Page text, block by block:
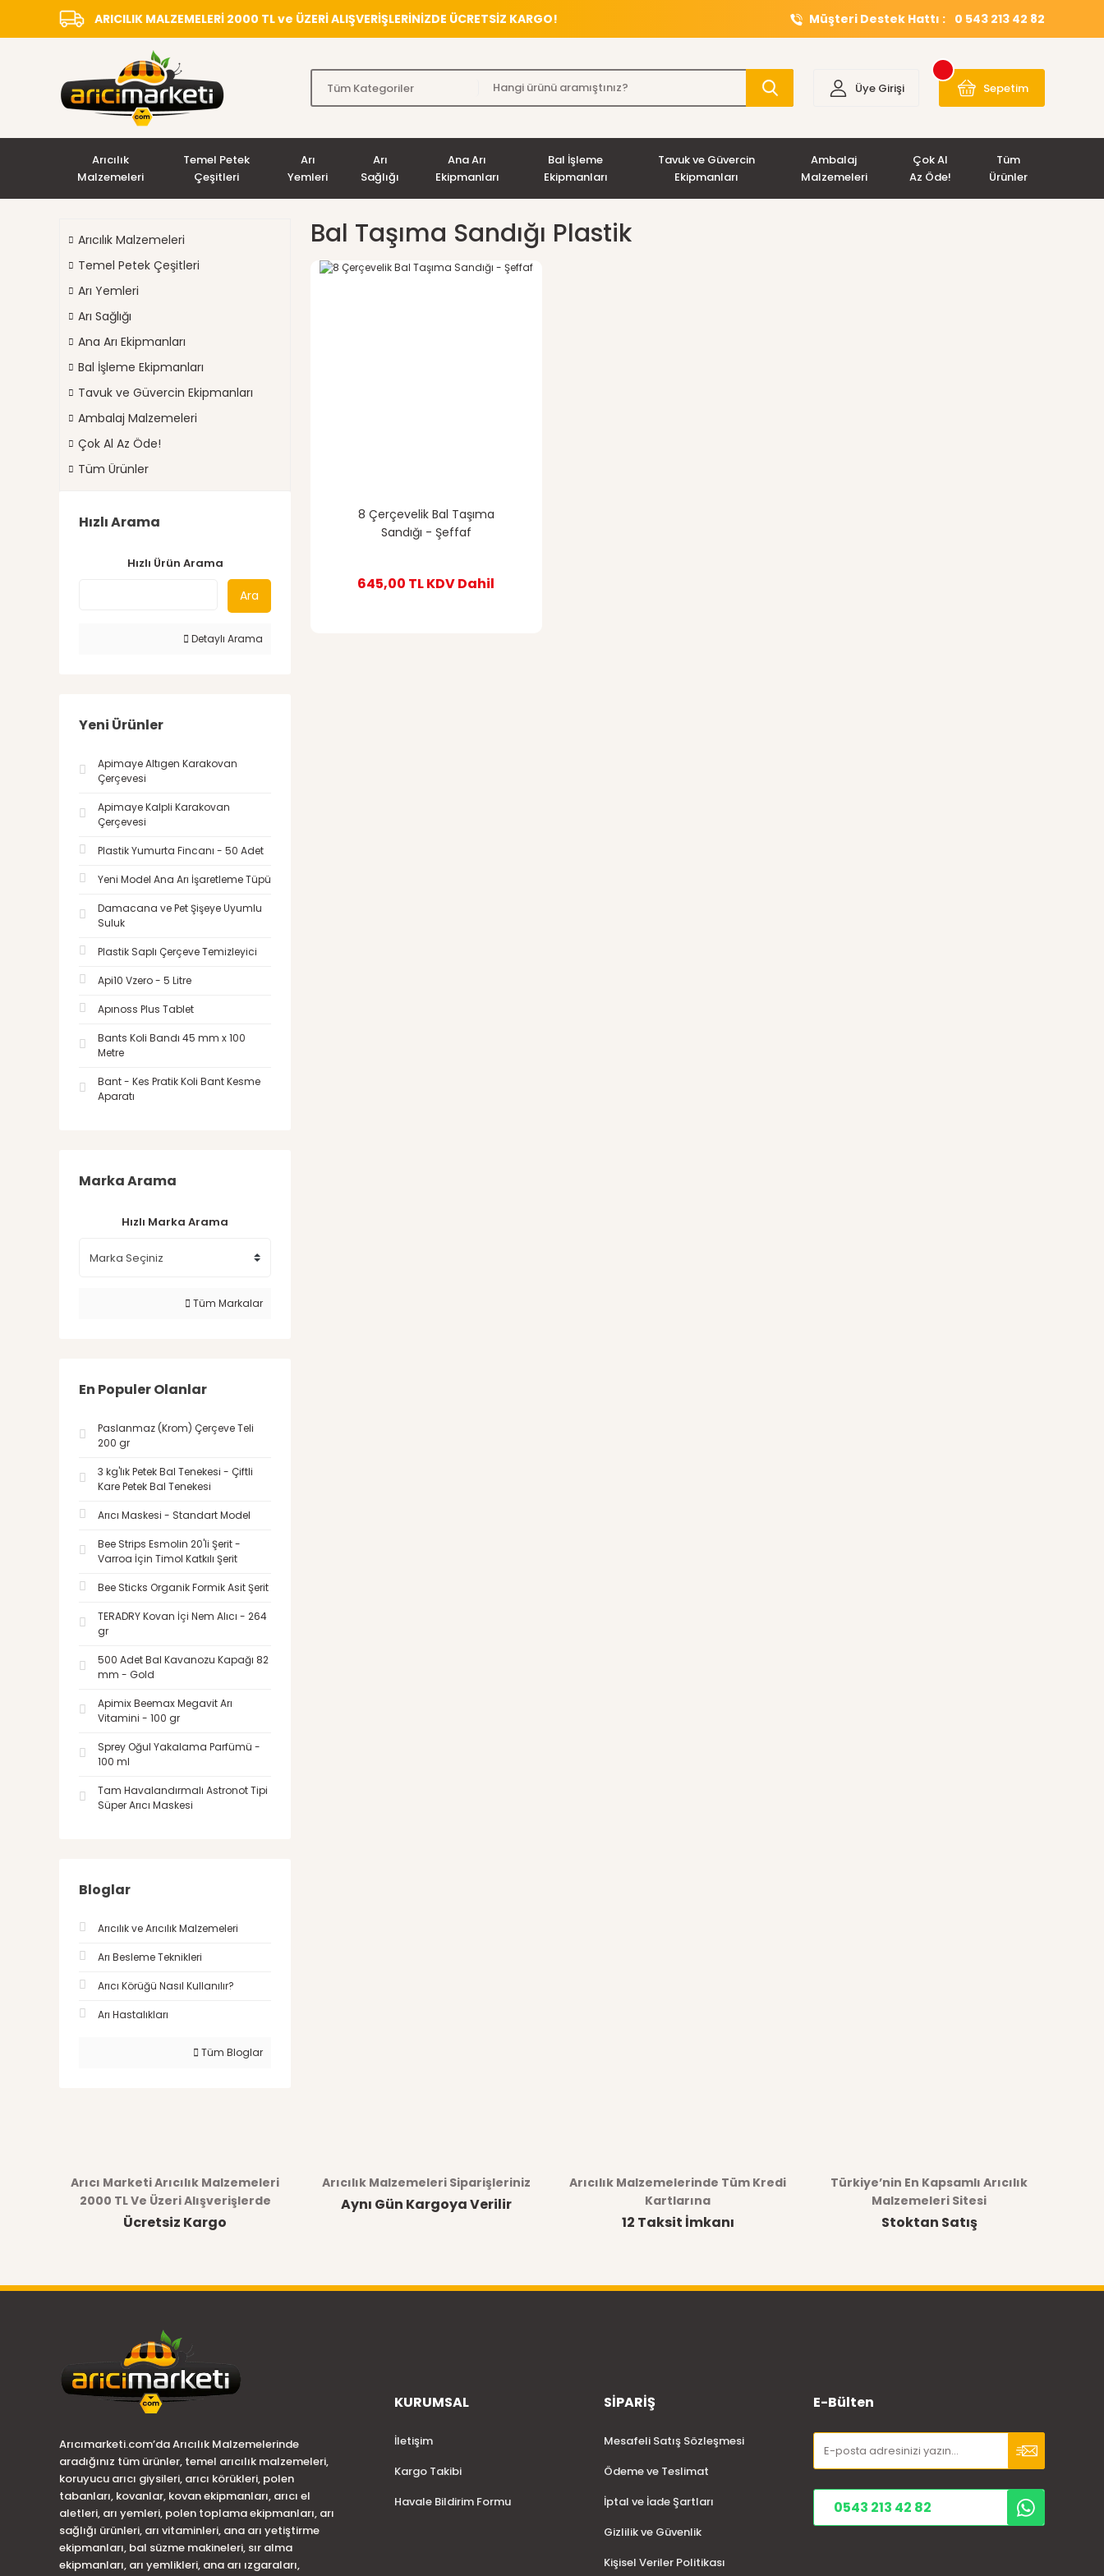
ARICILIK MALZEMELERİ 2000 TL ve ÜZERİ ALIŞVERİŞLERİNİZDE ÜCRETSİZ KARGO! Müşteri Destek Hattı : 0 543 213 42 82
Üye Girişi Sepetim
Arıcılık
Malzemeleri
Temel Petek
Çeşitleri
Arı
Yemleri
Arı
Sağlığı
Ana Arı
Ekipmanları
Bal İşleme
Ekipmanları
Tavuk ve Güvercin
Ekipmanları
Ambalaj
Malzemeleri
Çok Al
Az Öde!
Tüm
Ürünler
Arıcılık Malzemeleri
Temel Petek Çeşitleri
Arı Yemleri
Arı Sağlığı
Ana Arı Ekipmanları
Bal İşleme Ekipmanları
Tavuk ve Güvercin Ekipmanları
Ambalaj Malzemeleri
Çok Al Az Öde!
Tüm Ürünler
Hızlı Arama
Hızlı Ürün Arama
Ara
Detaylı Arama
Yeni Ürünler
Apimaye Altıgen Karakovan
Çerçevesi
Apimaye Kalpli Karakovan
Çerçevesi
Plastik Yumurta Fincanı - 50 Adet
Yeni Model Ana Arı İşaretleme Tüpü
Damacana ve Pet Şişeye Uyumlu
Suluk
Plastik Saplı Çerçeve Temizleyici
Api10 Vzero - 5 Litre
Apınoss Plus Tablet
Bants Koli Bandı 45 mm x 100
Metre
Bant - Kes Pratik Koli Bant Kesme
Aparatı
Marka Arama
Hızlı Marka Arama
Tüm Markalar
En Populer Olanlar
Paslanmaz (Krom) Çerçeve Teli
200 gr
3 kg'lık Petek Bal Tenekesi - Çiftli
Kare Petek Bal Tenekesi
Arıcı Maskesi - Standart Model
Bee Strips Esmolin 20'li Şerit -
Varroa İçin Timol Katkılı Şerit
Bee Sticks Organik Formik Asit Şerit
TERADRY Kovan İçi Nem Alıcı - 264
gr
500 Adet Bal Kavanozu Kapağı 82
mm - Gold
Apimix Beemax Megavit Arı
Vitamini - 100 gr
Sprey Oğul Yakalama Parfümü -
100 ml
Tam Havalandırmalı Astronot Tipi
Süper Arıcı Maskesi
Bloglar
Arıcılık ve Arıcılık Malzemeleri
Arı Besleme Teknikleri
Arıcı Körüğü Nasıl Kullanılır?
Arı Hastalıkları
Tüm Bloglar
Bal Taşıma Sandığı Plastik
8 Çerçevelik Bal Taşıma
Sandığı - Şeffaf
645,00 TLKDV Dahil
Arıcı Marketi Arıcılık Malzemeleri
2000 TL Ve Üzeri Alışverişlerde
Ücretsiz Kargo
Arıcılık Malzemeleri Siparişleriniz
Aynı Gün Kargoya Verilir
Arıcılık Malzemelerinde Tüm Kredi
Kartlarına
12 Taksit İmkanı
Türkiye’nin En Kapsamlı Arıcılık
Malzemeleri Sitesi
Stoktan Satış
Arıcımarketi.com’da Arıcılık Malzemelerinde
aradığınız tüm ürünler, temel arıcılık malzemeleri,
koruyucu arıcı giysileri, arıcı körükleri, polen
tabanları, kovanlar, kovan ekipmanları, arıcı el
aletleri, arı yemleri, polen toplama ekipmanları, arı
sağlığı ürünleri, arı vitaminleri, ana arı yetiştirme
ekipmanları, bal süzme makineleri, sır alma
ekipmanları, arı yemlikleri, ana arı ızgaraları,
KURUMSAL
İletişim
Kargo Takibi
Havale Bildirim Formu
SİPARİŞ
Mesafeli Satış Sözleşmesi
Ödeme ve Teslimat
İptal ve İade Şartları
Gizlilik ve Güvenlik
Kişisel Veriler Politikası
E-Bülten
0543 213 42 82